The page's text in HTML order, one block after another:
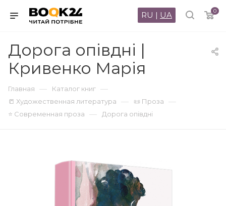
0
RU | UA
Дорога опівдні |
Кривенко Марія
Главная — Каталог книг —
📒 Художественная литература — 📜 Проза —
⭐ Современная проза — Дорога опівдні